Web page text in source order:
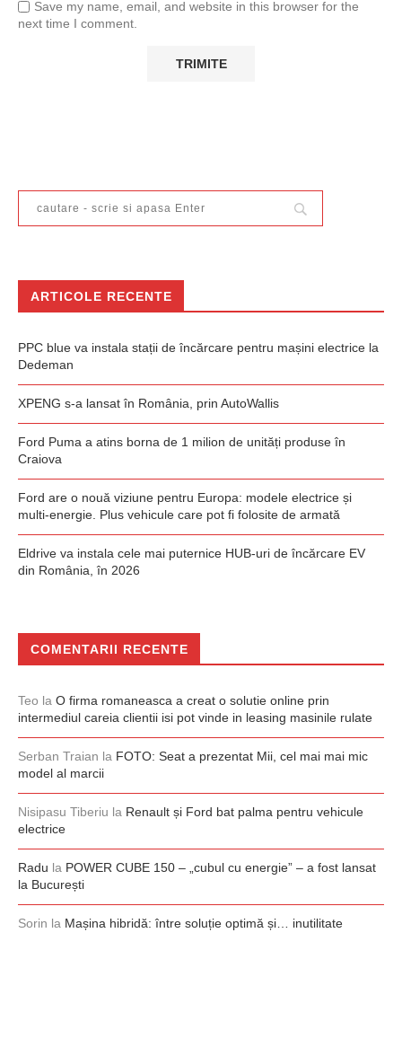
Save my name, email, and website in this browser for the
next time I comment.
ARTICOLE RECENTE
PPC blue va instala stații de încărcare pentru mașini electrice la
Dedeman
XPENG s-a lansat în România, prin AutoWallis
Ford Puma a atins borna de 1 milion de unități produse în
Craiova
Ford are o nouă viziune pentru Europa: modele electrice și
multi-energie. Plus vehicule care pot fi folosite de armată
Eldrive va instala cele mai puternice HUB-uri de încărcare EV
din România, în 2026
COMENTARII RECENTE
Teo la O firma romaneasca a creat o solutie online prin
intermediul careia clientii isi pot vinde in leasing masinile rulate
Serban Traian la FOTO: Seat a prezentat Mii, cel mai mai mic
model al marcii
Nisipasu Tiberiu la Renault și Ford bat palma pentru vehicule
electrice
Radu la POWER CUBE 150 – „cubul cu energie” – a fost lansat
la București
Sorin la Mașina hibridă: între soluție optimă și… inutilitate